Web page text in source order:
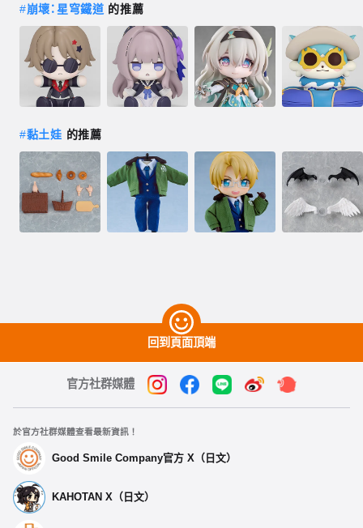
#崩壞：星穹鐵道 的推薦
#黏土娃 的推薦
回到頁面頂端
官方社群媒體
於官方社群媒體查看最新資訊！
Good Smile Company官方 X（日文）
KAHOTAN X（日文）